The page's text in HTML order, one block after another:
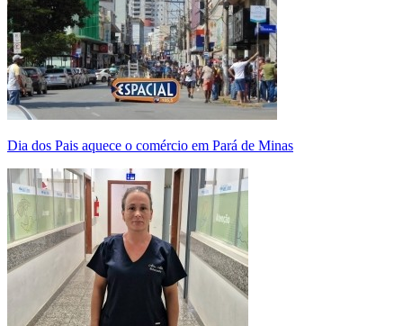
Dia dos Pais aquece o comércio em Pará de Minas